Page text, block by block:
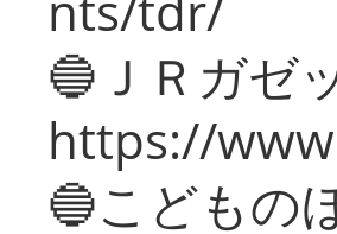
🔵ＪＲガゼ
https://
🔵こどもの